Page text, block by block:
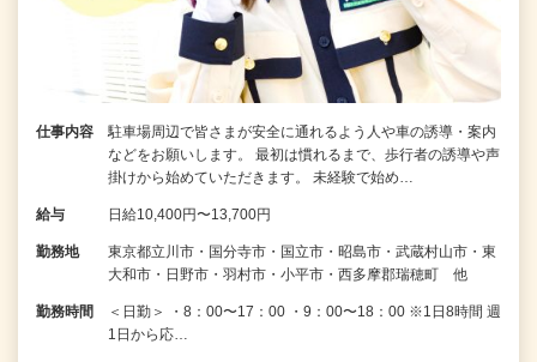
仕事内容
駐車場周辺で皆さまが安全に通れるよう人や車の誘導・案内
などをお願いします。 最初は慣れるまで、歩行者の誘導や声
掛けから始めていただきます。 未経験で始め…
給与 日給10,400円〜13,700円
勤務地
東京都立川市・国分寺市・国立市・昭島市・武蔵村山市・東
大和市・日野市・羽村市・小平市・西多摩郡瑞穂町 他
勤務時間
＜日勤＞ ・8：00〜17：00 ・9：00〜18：00 ※1日8時間 週
1日から応…